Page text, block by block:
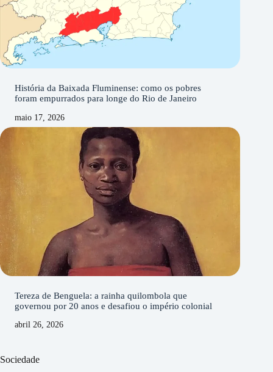
História da Baixada Fluminense: como os pobres
foram empurrados para longe do Rio de Janeiro
maio 17, 2026
Tereza de Benguela: a rainha quilombola que
governou por 20 anos e desafiou o império colonial
abril 26, 2026
Sociedade